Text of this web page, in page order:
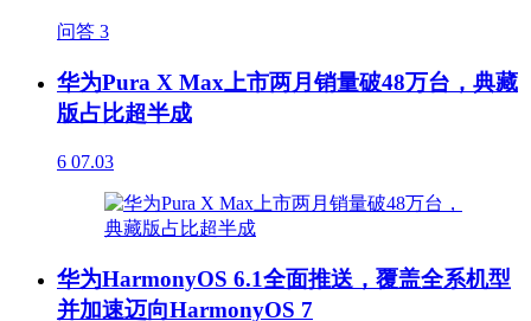
问答 3
华为Pura X Max上市两月销量破48万台，典藏
版占比超半成
6 07.03
华为HarmonyOS 6.1全面推送，覆盖全系机型
并加速迈向HarmonyOS 7